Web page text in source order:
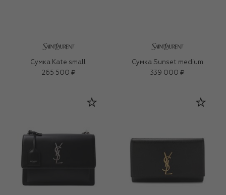
Сумка Kate small
265 500 ₽
Сумка Sunset medium
339 000 ₽